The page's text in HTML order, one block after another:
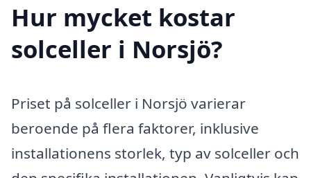
Hur mycket kostar
solceller i Norsjö?
Priset på solceller i Norsjö varierar
beroende på flera faktorer, inklusive
installationens storlek, typ av solceller och